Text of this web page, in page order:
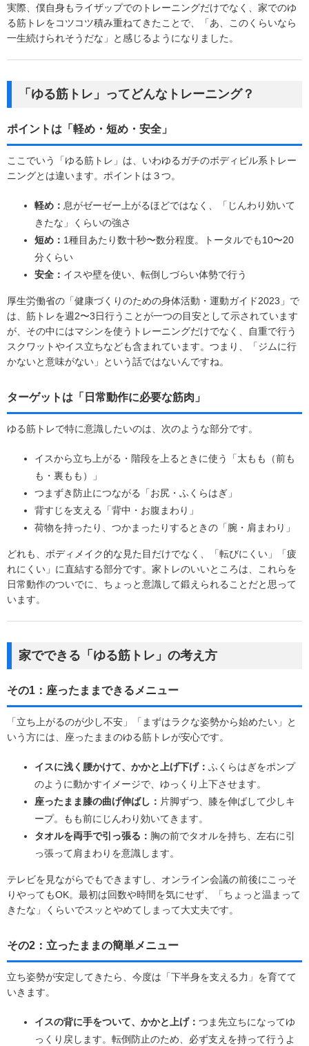
実際、僕自身もライザップでのトレーニングだけでなく、家でのゆ
る筋トレをコツコツ積み重ねてきたことで、「あ、このくらいなら
一生続けられそうだな」と感じるようになりました。
「ゆる筋トレ」ってどんなトレーニング？
ポイントは「軽め・短め・安全」
ここでいう「ゆる筋トレ」は、いわゆるガチのボディビル系トレー
ニングとは違います。ポイントは３つ。
軽め： 息がゼーゼー上がるほどではなく、「じんわり効いて
きたな」くらいの強さ
短め： 1種目あたり数十秒〜数分程度。トータルでも10〜20
分くらい
安全： イスや壁を使い、転倒しづらい体勢で行う
厚生労働省の「健康づくりのための身体活動・運動ガイド2023」で
は、筋トレを週2〜3日行うことが一つの目安として示されています
が、その中にはマシンを使うトレーニングだけでなく、自重で行う
スクワットやイス立ちなども含まれています。つまり、「ジムに行
かないと意味がない」という話ではないんですね。
ターゲットは「日常動作に必要な筋肉」
ゆる筋トレで特に意識したいのは、次のような部分です。
イスから立ち上がる・階段を上るときに使う「太もも（前も
も・裏もも）」
つまずき防止につながる「お尻・ふくらはぎ」
背すじを支える「背中・お腹まわり」
荷物を持ったり、つかまったりするときの「腕・肩まわり」
どれも、ボディメイク的な見た目だけでなく、「転びにくい」「疲
れにくい」に直結する部分です。家トレのいいところは、これらを
日常動作のついでに、ちょっと意識して鍛えられることだと思って
います。
家でできる「ゆる筋トレ」の考え方
その1：座ったままできるメニュー
「立ち上がるのが少し不安」「まずはラクな姿勢から始めたい」と
いう方には、座ったままのゆる筋トレが安心です。
イスに浅く腰かけて、かかと上げ下げ： ふくらはぎをポンプ
のように動かすイメージで、ゆっくり上下させます。
座ったまま膝の曲げ伸ばし： 片脚ずつ、膝を伸ばして少しキ
ープ。もも前にじんわり効いてきます。
タオルを両手で引っ張る： 胸の前でタオルを持ち、左右に引
っ張って肩まわりを意識します。
テレビを見ながらでもできますし、オンライン会議の前後にこっそ
りやってもOK。最初は回数や時間を気にせず、「ちょっと温まって
きたな」くらいでスッとやめてしまって大丈夫です。
その2：立ったままの簡単メニュー
立ち姿勢が安定してきたら、今度は「下半身を支える力」を育てて
いきます。
イスの背に手をついて、かかと上げ： つま先立ちになってゆ
っくり戻します。転倒防止のため、必ず支えを持って行うよ